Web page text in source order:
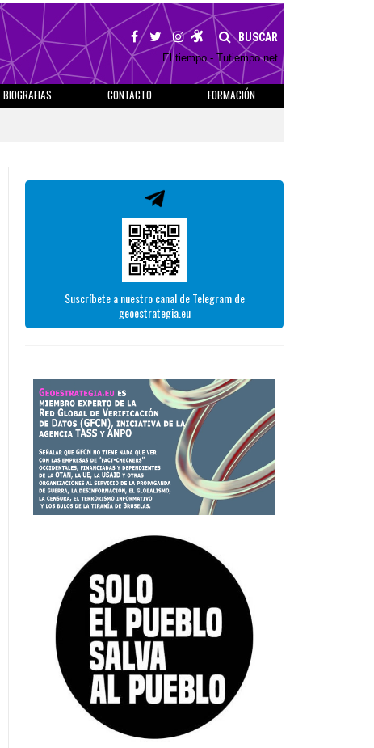
BUSCAR
El tiempo - Tutiempo.net
BIOGRAFIAS CONTACTO
FORMACIÓN
Suscríbete a nuestro canal de Telegram de
geoestrategia.eu